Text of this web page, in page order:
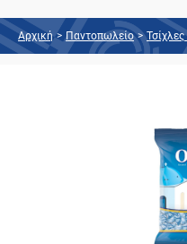
Αρχική > Παντοπωλείο >